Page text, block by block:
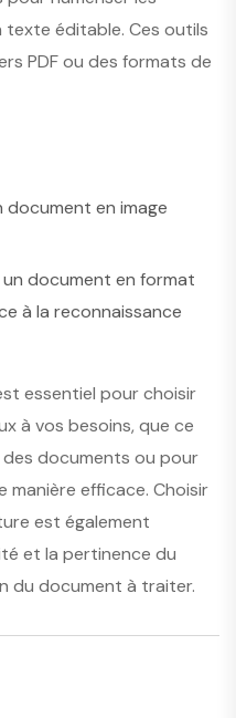
éditable. Ces outils
PDF ou des formats de
document en image
document en format
à la reconnaissance
essentiel pour choisir
à vos besoins, que ce
documents ou pour
efficace. Choisir
est également
et la pertinence du
du document à traiter.